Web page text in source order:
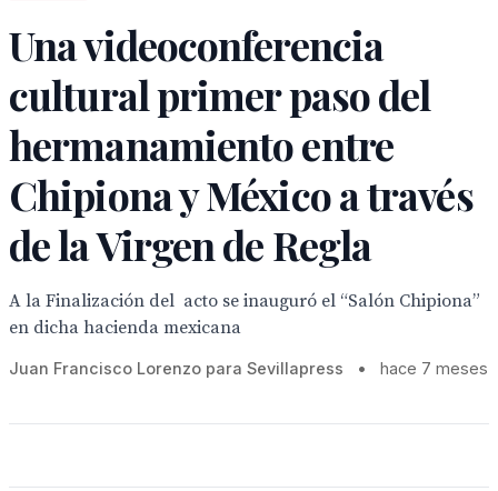
Una videoconferencia
cultural primer paso del
hermanamiento entre
Chipiona y México a través
de la Virgen de Regla
A la Finalización del acto se inauguró el “Salón Chipiona”
en dicha hacienda mexicana
Juan Francisco Lorenzo para Sevillapress • hace 7 meses